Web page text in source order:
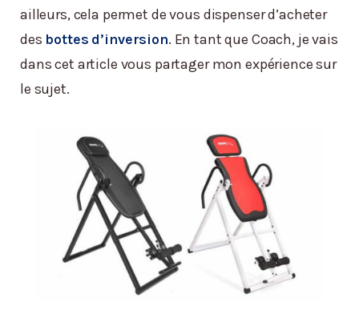
ailleurs, cela permet de vous dispenser d’acheter
des bottes d’inversion. En tant que Coach, je vais
dans cet article vous partager mon expérience sur
le sujet.